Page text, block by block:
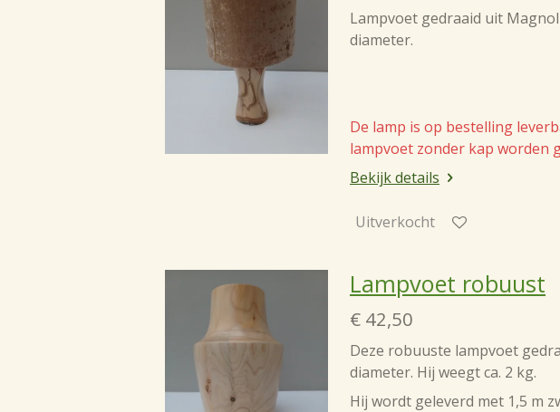
Lampvoet gedraaid uit
diameter.
De lamp is op bestelling
lampvoet zonder kap worden
Bekijk details
Uitverkocht
Lampvoet robuust
€ 42,50
Deze robuuste lampvoet
diameter. Hij weegt ca. 2 kg.
Hij wordt geleverd met 1,5 m